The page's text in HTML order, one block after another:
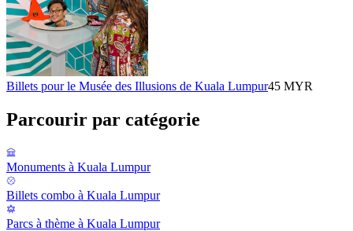
Billets pour le Musée des Illusions de Kuala Lumpur45 MYR
Parcourir par catégorie
Monuments à Kuala Lumpur
Billets combo à Kuala Lumpur
Parcs à thème à Kuala Lumpur